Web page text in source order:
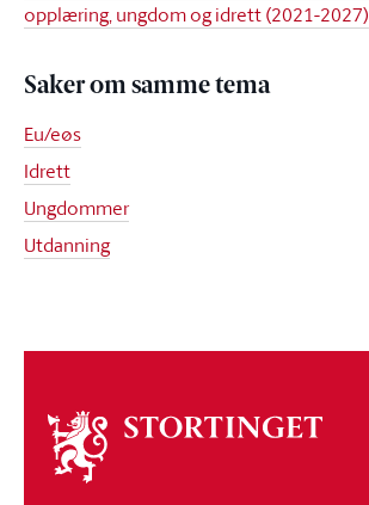
opplæring, ungdom og idrett (2021-2027)
Saker om samme tema
Eu/eøs
Idrett
Ungdommer
Utdanning
Om
stortinget